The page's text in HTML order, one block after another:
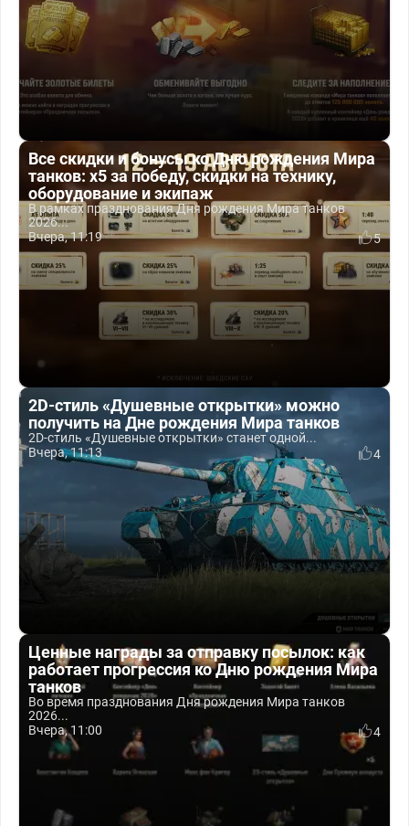
Все скидки и бонусы ко Дню рождения Мира
танков: x5 за победу, скидки на технику,
оборудование и экипаж
В рамках празднования Дня рождения Мира танков
2026...
Вчера, 11:19
5
2D-стиль «Душевные открытки» можно
получить на Дне рождения Мира танков
2D-стиль «Душевные открытки» станет одной...
Вчера, 11:13
4
Ценные награды за отправку посылок: как
работает прогрессия ко Дню рождения Мира
танков
Во время празднования Дня рождения Мира танков
2026...
Вчера, 11:00
4